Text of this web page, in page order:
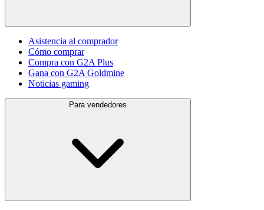
Asistencia al comprador
Cómo comprar
Compra con G2A Plus
Gana con G2A Goldmine
Noticias gaming
Para vendedores